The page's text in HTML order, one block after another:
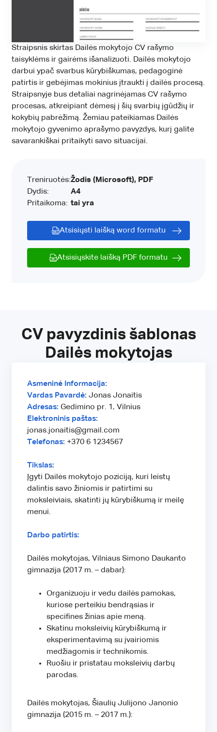
Straipsnis skirtas Dailės mokytojo CV rašymo
taisyklėms ir gairėms išanalizuoti. Dailės mokytojo
darbui ypač svarbus kūrybiškumas, pedagoginė
patirtis ir gebėjimas mokinius įtraukti į dailės procesą.
Straipsnyje bus detaliai nagrinėjamas CV rašymo
procesas, atkreipiant dėmesį į šių svarbių įgūdžių ir
kokybių pabrėžimą. Žemiau pateikiamas Dailės
mokytojo gyvenimo aprašymo pavyzdys, kurį galite
savarankiškai pritaikyti savo situacijai.
Treniruotės:
Dydis:
Pritaikoma:
Žodis (Microsoft), PDF
A4
tai yra
Atsisiųsti laišką word formatu
Atsisiųskite laišką PDF formatu
CV pavyzdinis šablonas
Dailės mokytojas
Asmeninė Informacija:
Vardas Pavardė: Jonas Jonaitis
Adresas: Gedimino pr. 1, Vilnius
Elektroninis paštas:
jonas.jonaitis@gmail.com
Telefonas: +370 6 1234567
Tikslas:
Įgyti Dailės mokytojo poziciją, kuri leistų
dalintis savo žiniomis ir patirtimi su
moksleiviais, skatinti jų kūrybiškumą ir meilę
menui.
Darbo patirtis:
Dailės mokytojas, Vilniaus Simono Daukanto
gimnazija (2017 m. – dabar):
Organizuoju ir vedu dailės pamokas,
kuriose perteikiu bendrąsias ir
specifines žinias apie meną.
Skatinu moksleivių kūrybiškumą ir
eksperimentavimą su įvairiomis
medžiagomis ir technikomis.
Ruošiu ir pristatau moksleivių darbų
parodas.
Dailės mokytojas, Šiaulių Julijono Janonio
gimnazija (2015 m. – 2017 m.):